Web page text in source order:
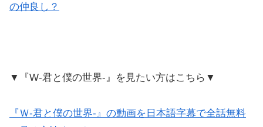
の仲良し？
▼『W-君と僕の世界-』を見たい方はこちら▼
『Ｗ-君と僕の世界-』の動画を日本語字幕で全話無料